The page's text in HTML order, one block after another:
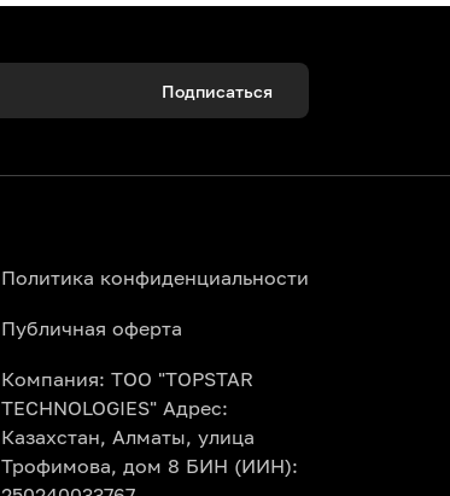
Подписаться
Политика конфиденциальности
Публичная оферта
Компания: ТОО "TOPSTAR
TECHNOLOGIES" Адрес:
Казахстан, Алматы, улица
Трофимова, дом 8 БИН (ИИН):